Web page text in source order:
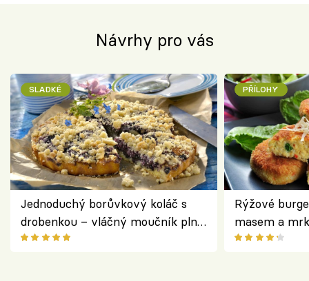
Návrhy pro vás
SLADKÉ
Jednoduchý borůvkový koláč s
drobenkou – vláčný moučník plný
ovoce
PŘÍLOHY
Rýžové
masem a
salátem –